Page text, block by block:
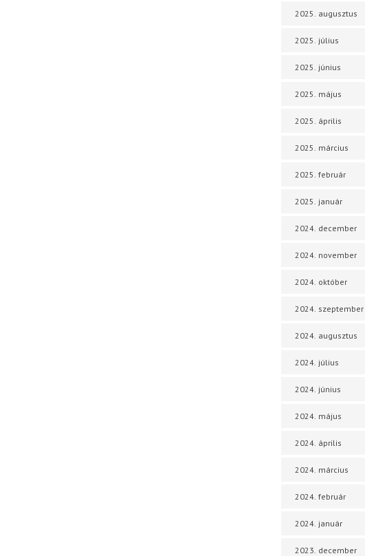
2025. augusztus
2025. július
2025. június
2025. május
2025. április
2025. március
2025. február
2025. január
2024. december
2024. november
2024. október
2024. szeptember
2024. augusztus
2024. július
2024. június
2024. május
2024. április
2024. március
2024. február
2024. január
2023. december